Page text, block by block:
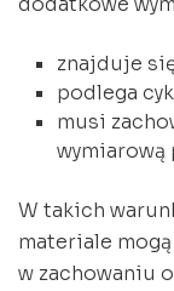
znajduje
podlega
musi
wymiarową
W takich
materiale
w zachowaniu